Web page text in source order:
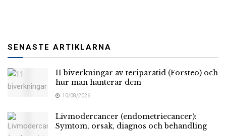
SENASTE ARTIKLARNA
11 biverkningar av teriparatid (Forsteo) och
hur man hanterar dem
10/08/2026
Livmodercancer (endometriecancer):
Symtom, orsak, diagnos och behandling